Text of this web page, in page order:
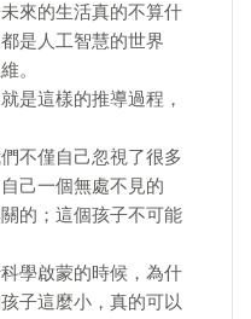
來的生活真的不算什
是人工智慧的世界
。
是這樣的推導過程，
不僅自己忽視了很多
己一個無處不見的
的；這個孩子不可能
學啟蒙的時候，為什
子這麼小，真的可以